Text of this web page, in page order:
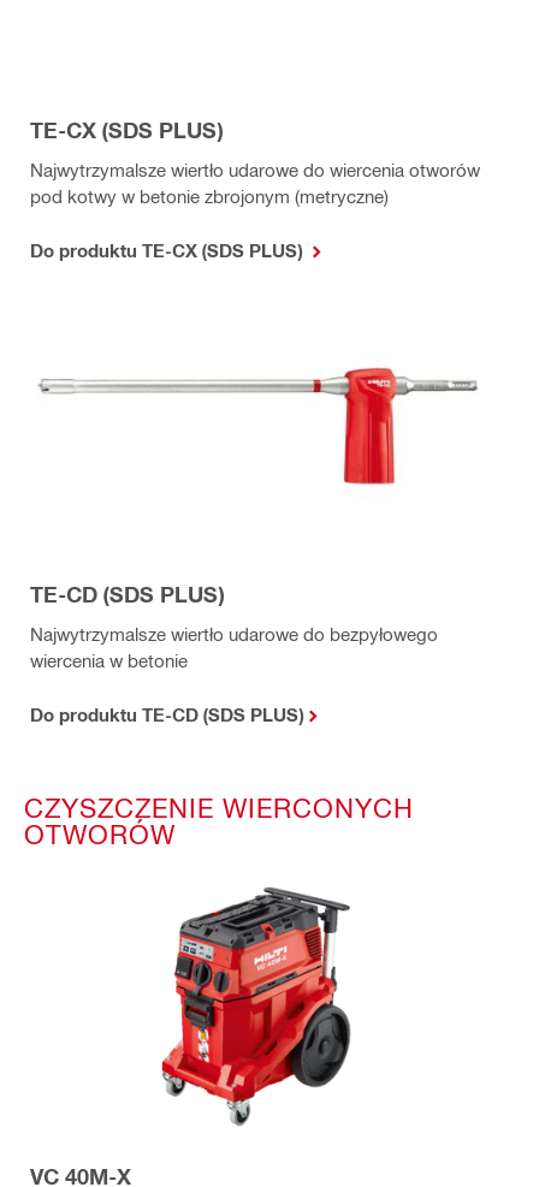
TE-CX (SDS PLUS)
Najwytrzymalsze wiertło udarowe do wiercenia otworów
pod kotwy w betonie zbrojonym (metryczne)
Do produktu TE-CX (SDS PLUS)
TE-CD (SDS PLUS)
Najwytrzymalsze wiertło udarowe do bezpyłowego
wiercenia w betonie
Do produktu TE-CD (SDS PLUS)
CZYSZCZENIE WIERCONYCH
OTWORÓW
VC 40M-X